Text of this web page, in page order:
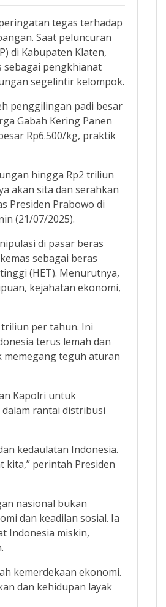
tegas terhadap
Saat peluncuran
di Kabupaten Klaten,
sebagai pengkhianat
segelintir kelompok.
penggilingan padi besar
Gabah Kering Panen
Rp6.500/kg, praktik
hingga Rp2 triliun
akan sita dan serahkan
Presiden Prabowo di
(21/07/2025).
di pasar beras
sebagai beras
(HET). Menurutnya,
kejahatan ekonomi,
per tahun. Ini
terus lemah dan
memegang teguh aturan
Kapolri untuk
rantai distribusi
kedaulatan Indonesia.
kita,” perintah Presiden
nasional bukan
dan keadilan sosial. Ia
Indonesia miskin,
kemerdekaan ekonomi.
dan kehidupan layak